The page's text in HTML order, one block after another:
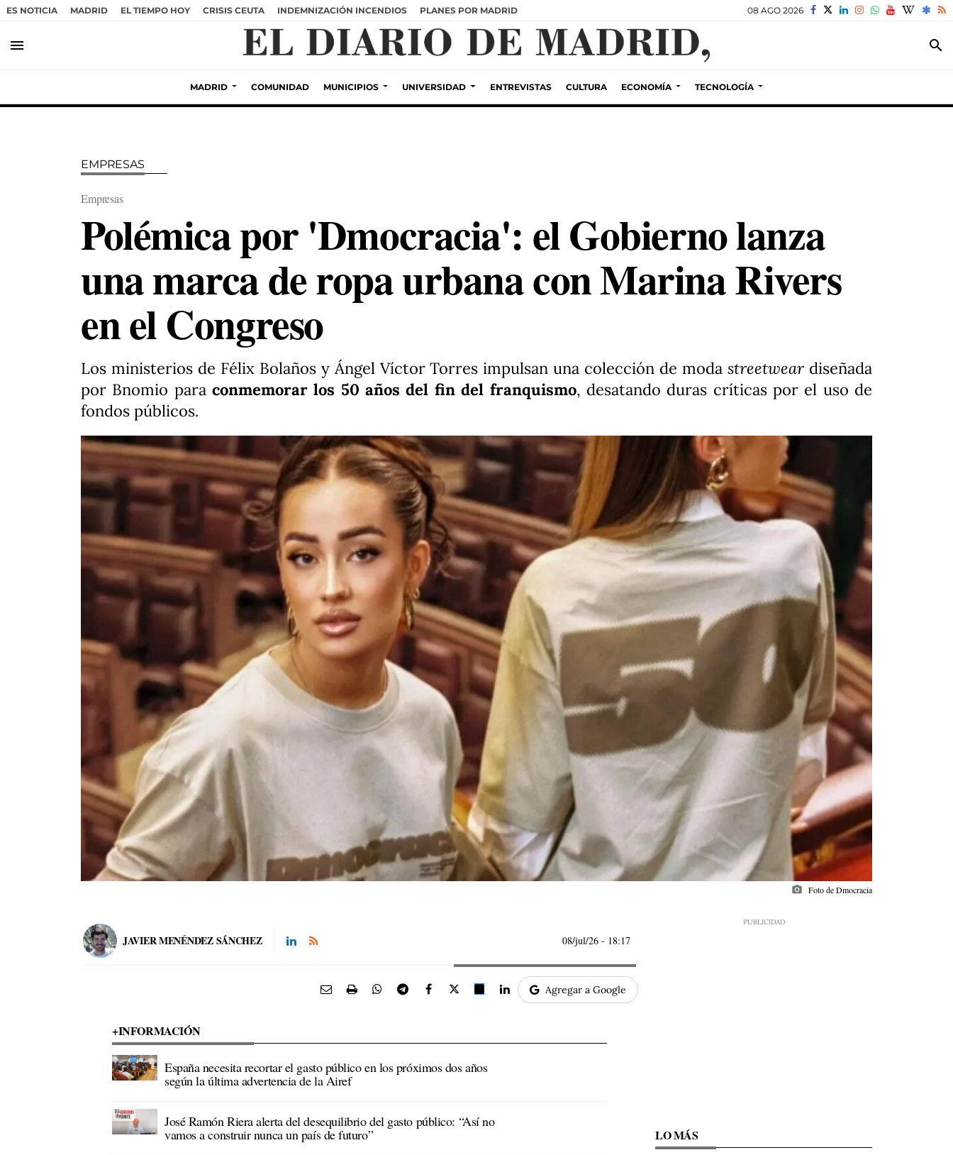
ES NOTICIA MADRID EL TIEMPO HOY CRISIS CEUTA INDEMNIZACIÓN INCENDIOS PLANES POR MADRID 08 AGO 2026
menu search
MADRID COMUNIDAD MUNICIPIOS UNIVERSIDAD ENTREVISTAS CULTURA ECONOMÍA TECNOLOGÍA
EMPRESAS
Empresas
Polémica por 'Dmocracia': el Gobierno lanza
una marca de ropa urbana con Marina Rivers
en el Congreso
Los ministerios de Félix Bolaños y Ángel Víctor Torres impulsan una colección de modastreetwear diseñada
por Bnomio paraconmemorar los 50 años del fin del franquismo, desatando duras críticas por el uso de
fondos públicos.
photo_camera Foto de Dmocracia
JAVIER MENÉNDEZ SÁNCHEZ 08/jul/26 - 18:17
Agregar a Google
+INFORMACIÓN
España necesita recortar el gasto público en los próximos dos años
según la última advertencia de la Airef
José Ramón Riera alerta del desequilibrio del gasto público: “Así no
vamos a construir nunca un país de futuro” LO MÁS